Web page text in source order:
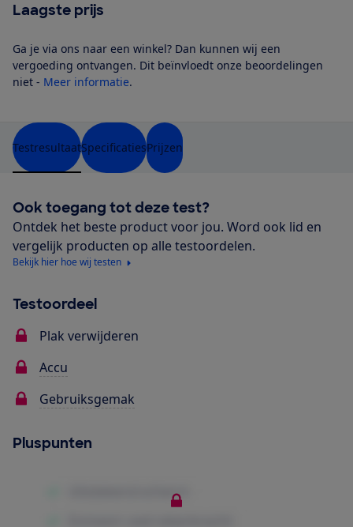
Laagste prijs
Ga je via ons naar een winkel? Dan kunnen wij een
vergoeding ontvangen. Dit beïnvloedt onze beoordelingen
niet - Meer informatie.
TestresultaatSpecificatiesPrijzen
Ook toegang tot deze test?
Ontdek het beste product voor jou. Word ook lid en
vergelijk producten op alle testoordelen.
Bekijk hier hoe wij testen
Testoordeel
Plak verwijderen
Accu
Gebruiksgemak
Pluspunten